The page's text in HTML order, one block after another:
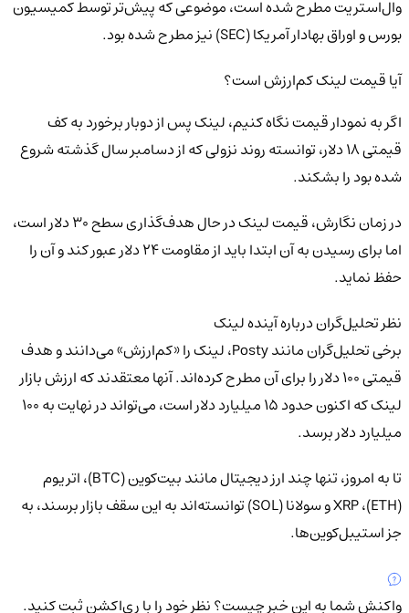
وال‌استریت مطرح شده است، موضوعی که پیش‌تر توسط کمیسیون
بورس و اوراق بهادار آمریکا (SEC) نیز مطرح شده بود.
آیا قیمت لینک کم‌ارزش است؟
اگر به نمودار قیمت نگاه کنیم، لینک پس از دوبار برخورد به کف
قیمتی ۱۸ دلار، توانسته روند نزولی که از دسامبر سال گذشته شروع
شده بود را بشکند.
در زمان نگارش، قیمت لینک در حال هدف‌گذاری سطح ۳۰ دلار است،
اما برای رسیدن به آن ابتدا باید از مقاومت ۲۴ دلار عبور کند و آن را
حفظ نماید.
نظر تحلیل‌گران درباره آینده لینک
برخی تحلیل‌گران مانند Posty، لینک را «کم‌ارزش» می‌دانند و هدف
قیمتی ۱۰۰ دلار را برای آن مطرح کرده‌اند. آنها معتقدند که ارزش بازار
لینک که اکنون حدود ۱۵ میلیارد دلار است، می‌تواند در نهایت به ۱۰۰
میلیارد دلار برسد.
تا به امروز، تنها چند ارز دیجیتال مانند بیت‌کوین (BTC)، اتریوم
(ETH)، XRP و سولانا (SOL) توانسته‌اند به این سقف بازار برسند، به
جز استیبل‌کوین‌ها.
واکنش شما به این خبر چیست؟نظر خود را با ری‌اکشن ثبت کنید.